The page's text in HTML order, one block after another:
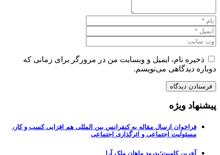
ذخیره نام، ایمیل و وبسایت من در مرورگر برای زمانی که
دوباره دیدگاهی می‌نویسم.
پیشنهاد ویژه
فراخوان ارسال مقاله به کنفرانس بین المللی هم افزایی کسب و کار،
مسئولیت اجتماعی و اثرگذاری اجتماعی
آخرین کامیت؛بدرود ماهان ملک آرا